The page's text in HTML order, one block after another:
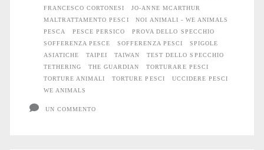
FRANCESCO CORTONESI
JO-ANNE MCARTHUR
MALTRATTAMENTO PESCI
NOI ANIMALI - WE ANIMALS
PESCA
PESCE PERSICO
PROVA DELLO SPECCHIO
SOFFERENZA PESCE
SOFFERENZA PESCI
SPIGOLE
ASIATICHE
TAIPEI TAIWAN
TEST DELLO SPECCHIO
TETHERING
THE GUARDIAN
TORTURARE PESCI
TORTURE ANIMALI
TORTURE PESCI
UCCIDERE PESCI
WE ANIMALS
UN COMMENTO